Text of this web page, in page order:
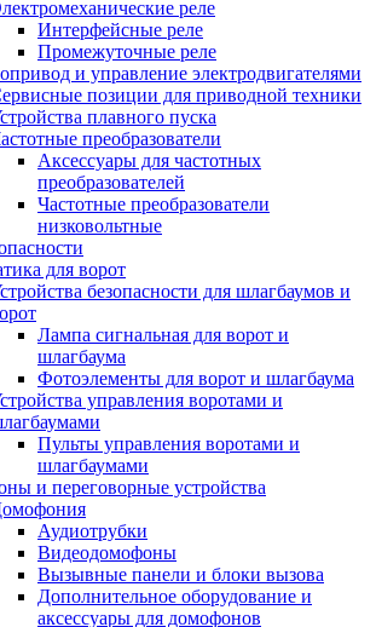
реле
Интерфейсные реле
Промежуточные реле
и управление электродвигателями
позиции для приводной техники
плавного пуска
преобразователи
Аксессуары для частотных
преобразователей
Частотные преобразователи
низковольтные
для ворот
безопасности для шлагбаумов и
Лампа сигнальная для ворот и
шлагбаума
Фотоэлементы для ворот и шлагбаума
управления воротами и
Пульты управления воротами и
шлагбаумами
и переговорные устройства
Аудиотрубки
Видеодомофоны
Вызывные панели и блоки вызова
Дополнительное оборудование и
аксессуары для домофонов